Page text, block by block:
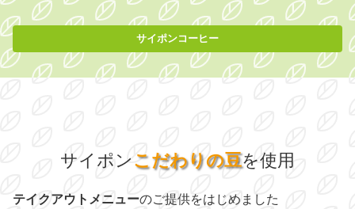
サイポンコーヒー
サイポン こだわりの豆を使用
テイクアウトメニューのご提供をはじめました